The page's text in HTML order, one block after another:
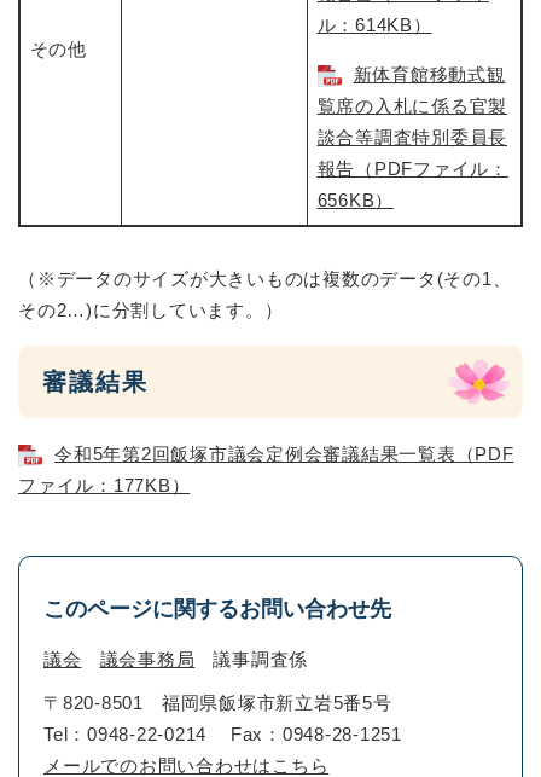
その他
ル：614KB）
新体育館移動式観
覧席の入札に係る官製
談合等調査特別委員長
報告（PDFファイル：
656KB）
（※データのサイズが大きいものは複数のデータ(その1、
その2…)に分割しています。）
審議結果
令和5年第2回飯塚市議会定例会審議結果一覧表（PDF
ファイル：177KB）
このページに関するお問い合わせ先
議会 議会事務局 議事調査係
〒820-8501
福岡県飯塚市新立岩5番5号
Tel：0948-22-0214
Fax：0948-28-1251
メールでのお問い合わせはこちら